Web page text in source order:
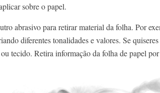
sobre o papel.
abrasivo para retirar material da folha. Por
diferentes tonalidades e valores. Se
tecido. Retira informação da folha de papel